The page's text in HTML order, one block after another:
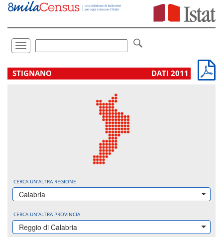
Vai
direttamente
Toggle
navigation
.
STIGNANO DATI 2011
CERCA UN'ALTRA REGIONE
Calabria
CERCA UN'ALTRA PROVINCIA
Reggio di Calabria